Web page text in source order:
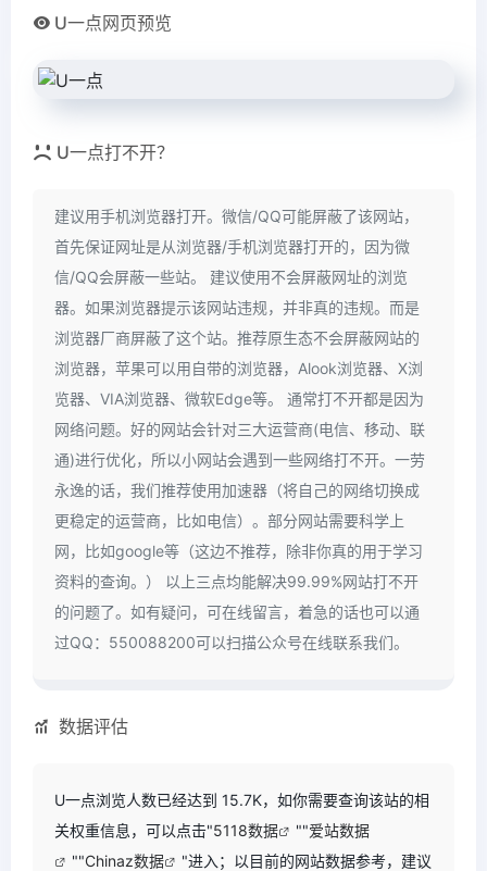
U一点网页预览
U一点打不开？
建议用手机浏览器打开。微信/QQ可能屏蔽了该网站，
首先保证网址是从浏览器/手机浏览器打开的，因为微
信/QQ会屏蔽一些站。 建议使用不会屏蔽网址的浏览
器。如果浏览器提示该网站违规，并非真的违规。而是
浏览器厂商屏蔽了这个站。推荐原生态不会屏蔽网站的
浏览器，苹果可以用自带的浏览器，Alook浏览器、X浏
览器、VIA浏览器、微软Edge等。 通常打不开都是因为
网络问题。好的网站会针对三大运营商(电信、移动、联
通)进行优化，所以小网站会遇到一些网络打不开。一劳
永逸的话，我们推荐使用加速器（将自己的网络切换成
更稳定的运营商，比如电信）。部分网站需要科学上
网，比如google等（这边不推荐，除非你真的用于学习
资料的查询。） 以上三点均能解决99.99%网站打不开
的问题了。如有疑问，可在线留言，着急的话也可以通
过QQ：550088200可以扫描公众号在线联系我们。
数据评估
U一点浏览人数已经达到 15.7K，如你需要查询该站的相
关权重信息，可以点击"5118数据 ""爱站数据
""Chinaz数据
"进入；以目前的网站数据参考，建议